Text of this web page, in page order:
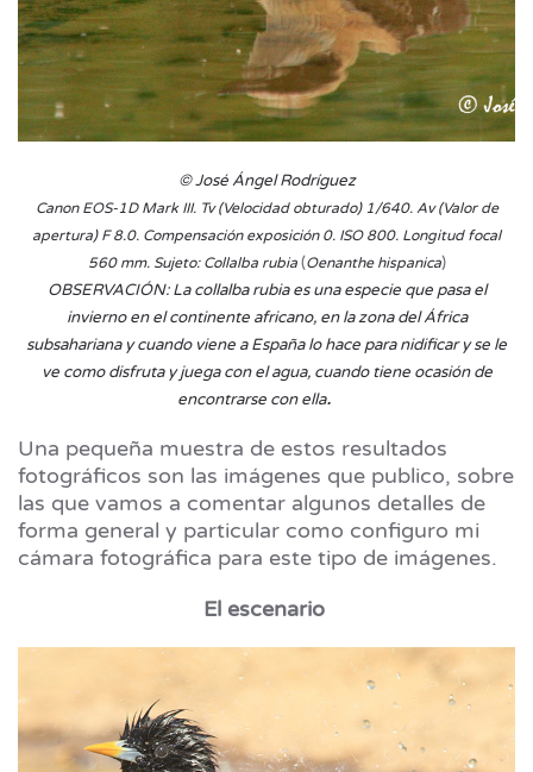
© José Ángel Rodríguez
Canon EOS-1D Mark III. Tv (Velocidad obturado) 1/640. Av (Valor de
apertura) F 8.0. Compensación exposición 0. ISO 800. Longitud focal
560 mm. Sujeto: Collalba rubia (Oenanthe hispanica)​
OBSERVACIÓN: La collalba rubia es una especie que pasa el
invierno en el continente africano, en la zona del África
subsahariana y cuando viene a España lo hace para nidificar y se le
ve como disfruta y juega con el agua, cuando tiene ocasión de
encontrarse con ella.
Una pequeña muestra de estos resultados
fotográficos son las imágenes que publico, sobre
las que vamos a comentar algunos detalles de
forma general y particular como configuro mi
cámara fotográfica para este tipo de imágenes.
El escenario